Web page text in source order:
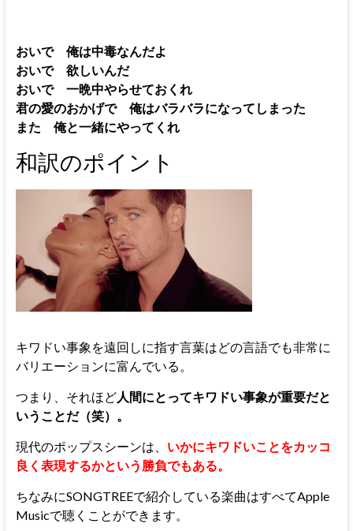
おいで 俺は中毒なんだよ
おいで 欲しいんだ
おいで 一晩中やらせておくれ
君の愛のおかげで 俺はバラバラになってしまった
また 俺と一緒にやってくれ
和訳のポイント
キワドい事象を遠回しに指す言葉はどの言語でも非常に
バリエーションに富んでいる。
つまり、それほど人間にとってキワドい事象が重要だと
いうことだ（笑）。
現代のポップスシーンは、 いかにキワドいことをカッコ
良く表現するかという勝負でもある。
ちなみにSONGTREEで紹介している楽曲はすべてApple
Musicで聴くことができます。